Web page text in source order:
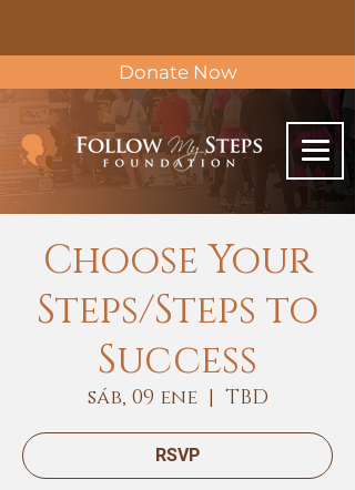
Donate Now
Choose Your
Steps/Steps to
Success
sáb, 09 ene
  |
TBD
RSVP